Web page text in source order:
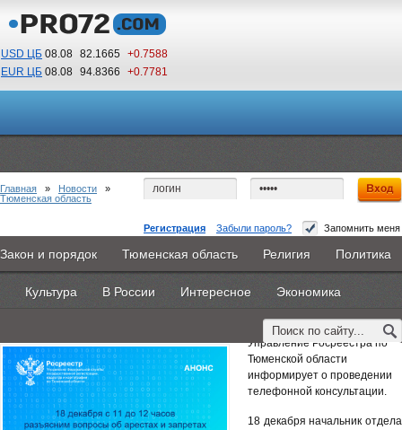
USD ЦБ 08.08 82.1665 +0.7588
EUR ЦБ 08.08 94.8366 +0.7781
02 53
По Гринвичу (GMT +5)
Регистрация Забыли пароль? Запомнить меня
Главная Новости Объявления КНИГИ ВестиNet
Каталоги 9PS Прочее
Закон и порядок Тюменская область Религия Политика
Культура В России Интересное Экономика
Главная » Новости »
Тюменская область
Тюменский Росреестр разъяснит вопросы об
арестах и запретах на недвижимость
Управление Росреестра по
Тюменской области
информирует о проведении
телефонной консультации.
18 декабря начальник отдела